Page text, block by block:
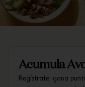
Acumula
Regístrate, gana